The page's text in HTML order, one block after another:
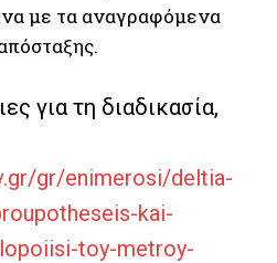
με τα αναγραφόμενα
για τη διαδικασία,
gr/enimerosi/deltia-
kai-
toy-metroy-